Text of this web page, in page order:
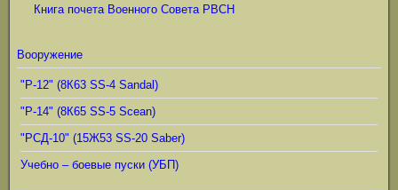
Книга почета Военного Совета РВСН
Вооружение
"Р-12" (8К63 SS-4 Sandal)
"Р-14" (8К65 SS-5 Scean)
"РСД-10" (15Ж53 SS-20 Saber)
Учебно – боевые пуски (УБП)